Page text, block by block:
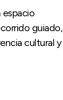
espacio
guiado,
cultural y